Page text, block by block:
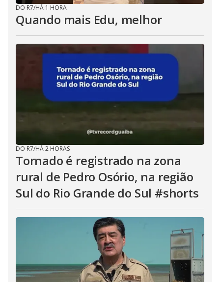
DO R7/HÁ 1 HORA
Quando mais Edu, melhor
DO R7/HÁ 2 HORAS
Tornado é registrado na zona
rural de Pedro Osório, na região
Sul do Rio Grande do Sul #shorts